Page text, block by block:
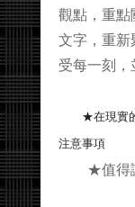
觀點，重
文字，重
受每一刻，
★在現實的
注意事項
★值得讓